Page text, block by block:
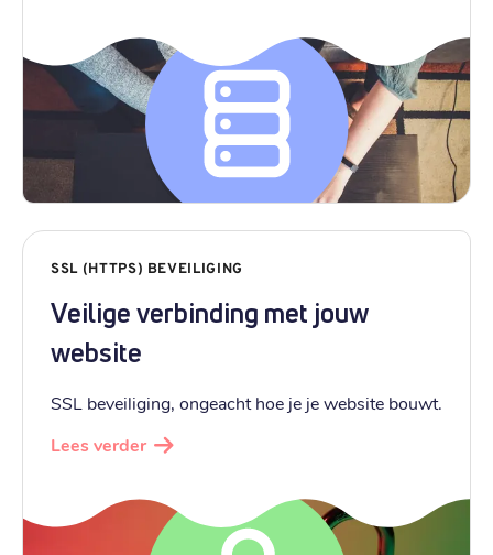
SSL (HTTPS) BEVEILIGING
Veilige verbinding met jouw
website
SSL beveiliging, ongeacht hoe je je website bouwt.
Lees verder